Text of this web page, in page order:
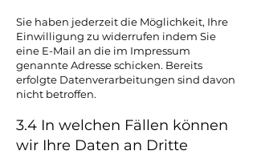
Sie haben jederzeit die Möglichkeit, Ihre
Einwilligung zu widerrufen indem Sie
eine E-Mail an die im Impressum
genannte Adresse schicken. Bereits
erfolgte Datenverarbeitungen sind davon
nicht betroffen.
3.4 In welchen Fällen können
wir Ihre Daten an Dritte